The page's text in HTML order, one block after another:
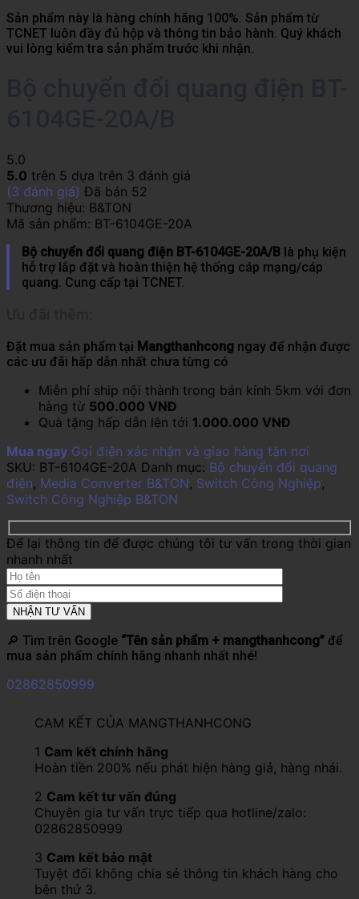
Sản phẩm này là hàng chính hãng 100%. Sản phẩm từ
TCNET luôn đầy đủ hộp và thông tin bảo hành. Quý khách
vui lòng kiểm tra sản phẩm trước khi nhận.
5.0
5.0 trên 5 dựa trên 3 đánh giá
(3 đánh giá) Đã bán 52
Thương hiệu: B&TON
Mã sản phẩm: BT-6104GE-20A
Bộ chuyển đổi quang điện BT-6104GE-20A/B là phụ kiện
hỗ trợ lắp đặt và hoàn thiện hệ thống cáp mạng/cáp
quang. Cung cấp tại TCNET.
Đặt mua sản phẩm tại Mangthanhcong ngay để nhận được
các ưu đãi hấp dẫn nhất chưa từng có
Miễn phí ship nội thành trong bán kính 5km với đơn
hàng từ 500.000 VNĐ
Quà tặng hấp dẫn lên tới 1.000.000 VNĐ
Mua ngay Gọi điện xác nhận và giao hàng tận nơi
SKU: BT-6104GE-20A Danh mục: Bộ chuyển đổi quang
điện, Media Converter B&TON, Switch Công Nghiệp,
Switch Công Nghiệp B&TON
Để lại thông tin để được chúng tôi tư vấn trong thời gian
nhanh nhất
🔎 Tìm trên Google “Tên sản phẩm + mangthanhcong” để
mua sản phẩm chính hãng nhanh nhất nhé!
02862850999
CAM KẾT CỦA MANGTHANHCONG
1 Cam kết chính hãng
Hoàn tiền 200% nếu phát hiện hàng giả, hàng nhái.
2 Cam kết tư vấn đúng
Chuyên gia tư vấn trực tiếp qua hotline/zalo:
02862850999
3 Cam kết bảo mật
Tuyệt đối không chia sẻ thông tin khách hàng cho
bên thứ 3.